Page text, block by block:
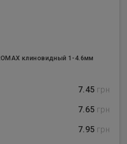
клиновидный 1-4.6мм
7.45 грн
7.65 грн
7.95 грн